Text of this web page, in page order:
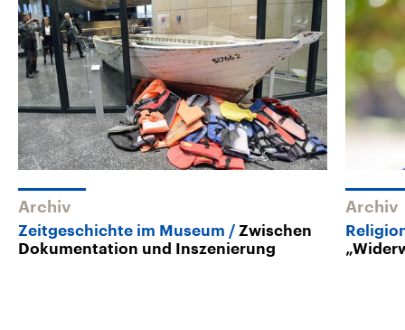
Archiv
Zeitgeschichte im Museum
Zwischen
Dokumentation und Inszenierung
Archiv